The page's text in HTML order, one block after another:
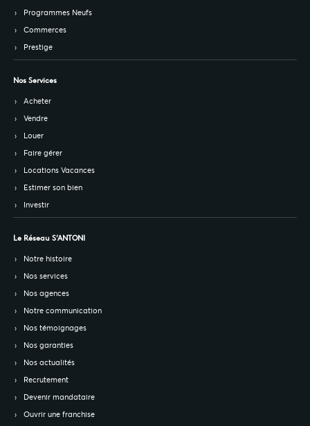
Programmes Neufs
Commerces
Prestige
Nos Services
Acheter
Vendre
Louer
Faire gérer
Locations Vacances
Estimer son bien
Investir
Le Réseau S’ANTONI
Notre histoire
Nos services
Nos agences
Notre communication
Nos témoignages
Nos garanties
Nos actualités
Recrutement
Devenir mandataire
Ouvrir une franchise